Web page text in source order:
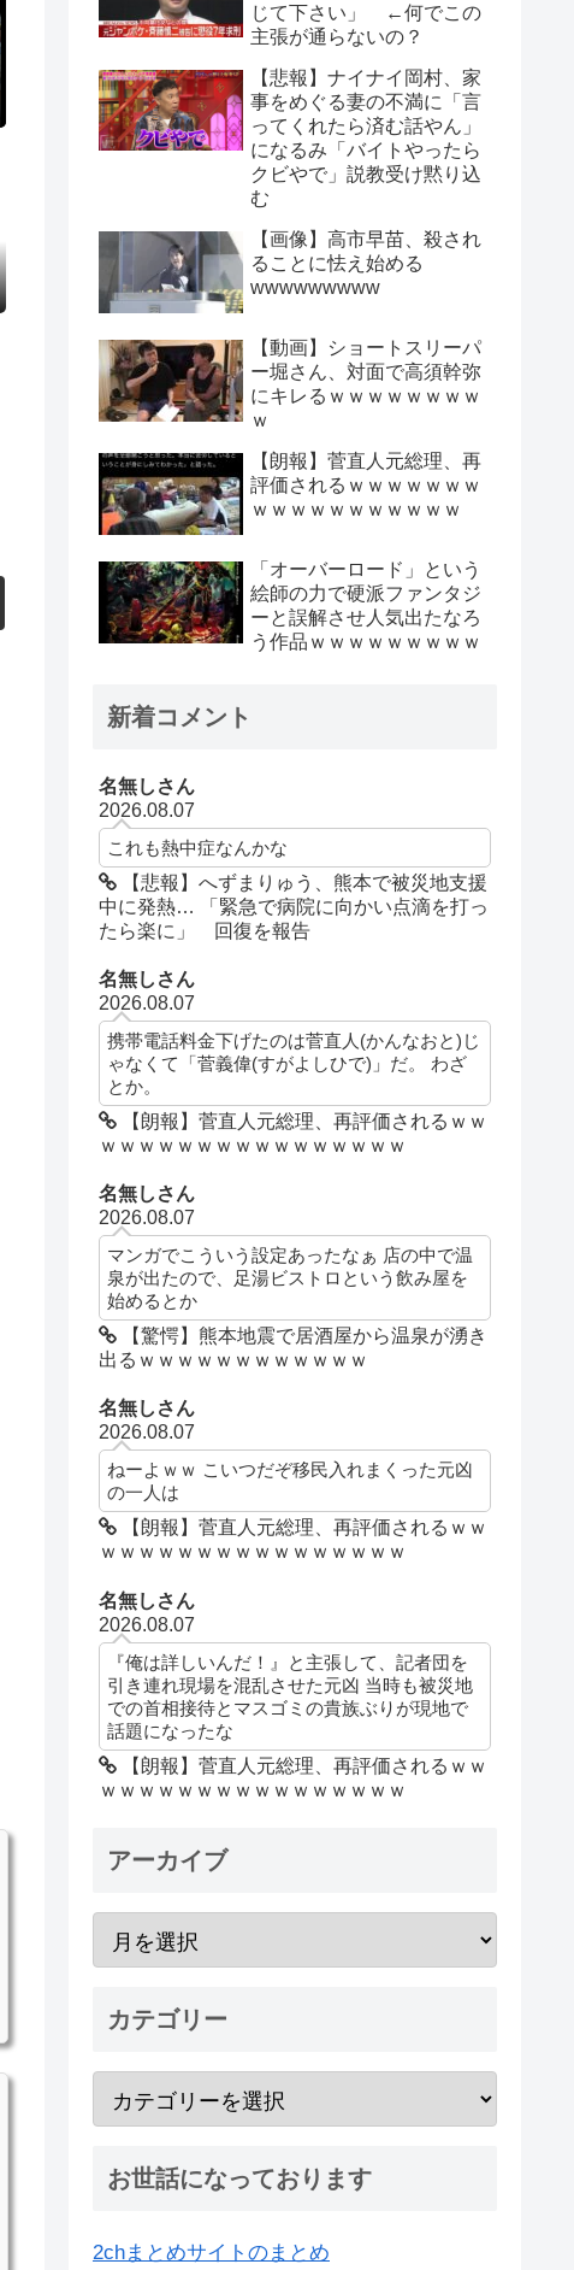
じて下さい」 ←何でこの
主張が通らないの？
【悲報】ナイナイ岡村、家
事をめぐる妻の不満に「言
ってくれたら済む話やん」
になるみ「バイトやったら
クビやで」説教受け黙り込
む
【画像】高市早苗、殺され
ることに怯え始める
wwwwwwwww
【動画】ショートスリーパ
ー堀さん、対面で高須幹弥
にキレるｗｗｗｗｗｗｗｗ
ｗ
【朗報】菅直人元総理、再
評価されるｗｗｗｗｗｗｗ
ｗｗｗｗｗｗｗｗｗｗｗ
「オーバーロード」という
絵師の力で硬派ファンタジ
ーと誤解させ人気出たなろ
う作品ｗｗｗｗｗｗｗｗｗ
新着コメント
名無しさん
2026.08.07
これも熱中症なんかな
【悲報】へずまりゅう、熊本で被災地支援
中に発熱… 「緊急で病院に向かい点滴を打っ
たら楽に」 回復を報告
名無しさん
2026.08.07
携帯電話料金下げたのは菅直人(かんなおと)じ
ゃなくて「菅義偉(すがよしひで)」だ。 わざ
とか。
【朗報】菅直人元総理、再評価されるｗｗ
ｗｗｗｗｗｗｗｗｗｗｗｗｗｗｗｗ
名無しさん
2026.08.07
マンガでこういう設定あったなぁ 店の中で温
泉が出たので、足湯ビストロという飲み屋を
始めるとか
【驚愕】熊本地震で居酒屋から温泉が湧き
出るｗｗｗｗｗｗｗｗｗｗｗｗ
名無しさん
2026.08.07
ねーよｗｗ こいつだぞ移民入れまくった元凶
の一人は
【朗報】菅直人元総理、再評価されるｗｗ
ｗｗｗｗｗｗｗｗｗｗｗｗｗｗｗｗ
名無しさん
2026.08.07
『俺は詳しいんだ！』と主張して、記者団を
引き連れ現場を混乱させた元凶 当時も被災地
での首相接待とマスゴミの貴族ぶりが現地で
話題になったな
【朗報】菅直人元総理、再評価されるｗｗ
ｗｗｗｗｗｗｗｗｗｗｗｗｗｗｗｗ
アーカイブ
カテゴリー
お世話になっております
2chまとめサイトのまとめ